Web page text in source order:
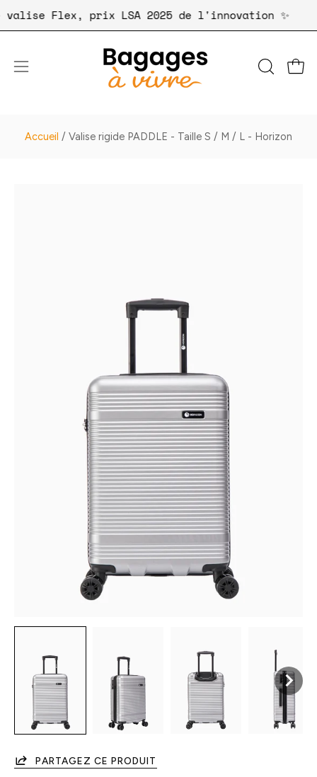
Aller
valise Flex, prix LSA 2025 de l'innovation ✨
Ouvrir
de
OUVRIR
Accueil / Valise rigide PADDLE - Taille S / M / L - Horizon
PARTAGEZ CE PRODUIT